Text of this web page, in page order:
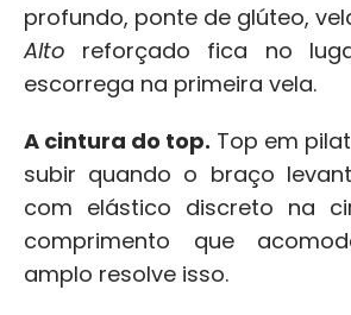
profundo, ponte de glúteo,
Alto reforçado fica no
escorrega na primeira vela.
A cintura do top. Top em
subir quando o braço
com elástico discreto na
comprimento que
amplo resolve isso.